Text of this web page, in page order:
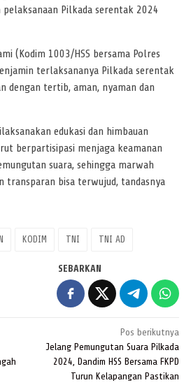
Pilkada serentak 2024
(Kodim 1003/HSS bersama Polres
terlaksananya Pilkada serentak
dengan tertib, aman, nyaman dan
edukasi dan himbauan
berpartisipasi menjaga keamanan
suara, sehingga marwah
transparan bisa terwujud, tandasnya
KODIM TNI TNI AD
SEBARKAN
Pos berikutnya
Jelang Pemungutan Suara Pilkada
2024, Dandim HSS Bersama FKPD
Turun Kelapangan Pastikan